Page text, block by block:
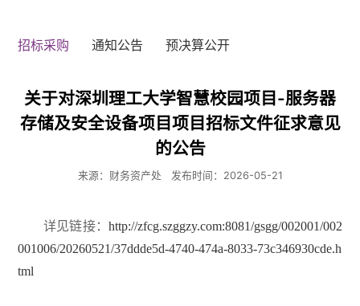
招标采购 通知公告 预决算公开
关于对深圳理工大学智慧校园项目-服务器
存储及安全设备项目项目招标文件征求意见
的公告
来源：财务资产处 发布时间：2026-05-21
详见链接： http://zfcg.szggzy.com:8081/gsgg/002001/002
001006/20260521/37ddde5d-4740-474a-8033-73c346930cde.h
tml